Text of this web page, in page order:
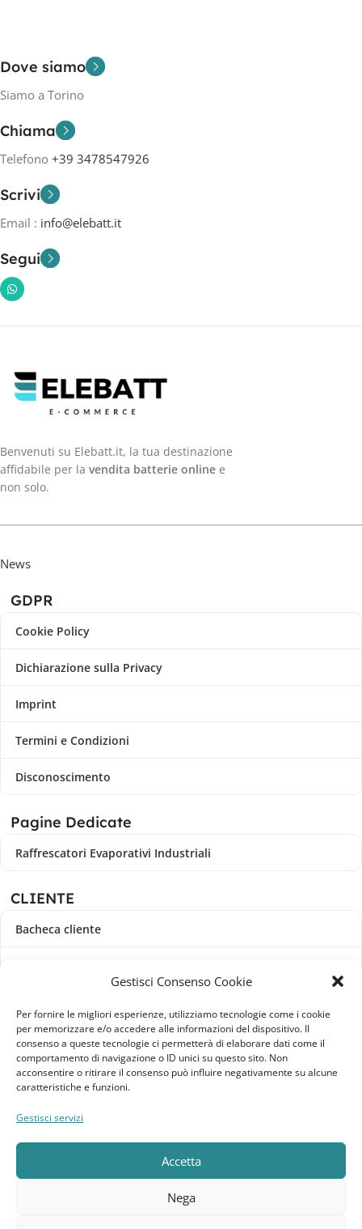
Gestisci Consenso Cookie
Per fornire le migliori esperienze, utilizziamo tecnologie come i cookie
per memorizzare e/o accedere alle informazioni del dispositivo. Il
consenso a queste tecnologie ci permetterà di elaborare dati come il
comportamento di navigazione o ID unici su questo sito. Non
acconsentire o ritirare il consenso può influire negativamente su alcune
caratteristiche e funzioni.
Gestisci servizi
Accetta
Nega
Dove siamo
Siamo a Torino
Chiama
Telefono +39 3478547926
Scrivi
Email : info@elebatt.it
Segui
Benvenuti su Elebatt.it, la tua destinazione
affidabile per la vendita batterie online e
non solo.
News
GDPR
Cookie Policy
Dichiarazione sulla Privacy
Imprint
Termini e Condizioni
Disconoscimento
Pagine Dedicate
Raffrescatori Evaporativi Industriali
CLIENTE
Bacheca cliente
Indirizzi
Metodi di pagamento
Dettagli account
Lista dei desideri
Realizzato da